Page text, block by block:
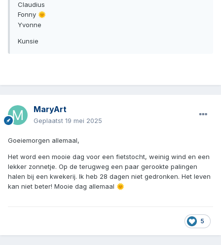
Claudius
Fonny 🌞
Yvonne
Kunsie
MaryArt
Geplaatst 19 mei 2025
Goeiemorgen allemaal,
Het word een mooie dag voor een fietstocht, weinig wind en een
lekker zonnetje. Op de terugweg een paar gerookte palingen
halen bij een kwekerij. Ik heb 28 dagen niet gedronken. Het leven
kan niet beter! Mooie dag allemaal 🌞
5